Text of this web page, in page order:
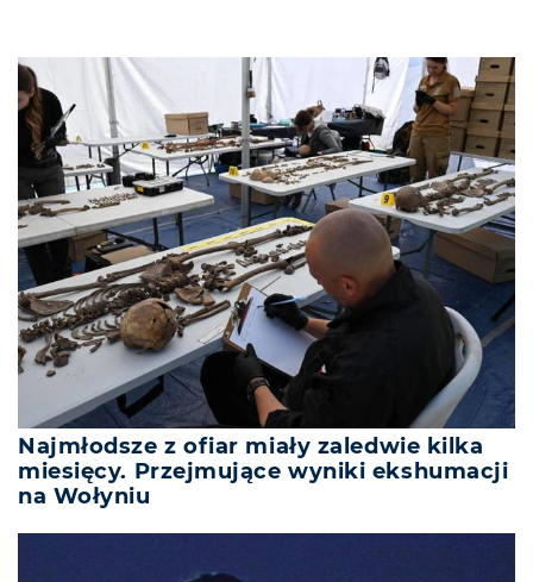
Najmłodsze z ofiar miały zaledwie kilka
miesięcy. Przejmujące wyniki ekshumacji
na Wołyniu